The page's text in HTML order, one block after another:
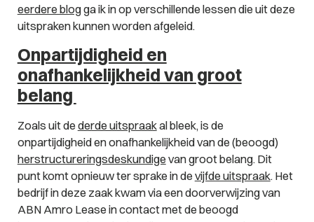
eerdere blogga ik in op verschillende lessen die uit deze
uitspraken kunnen worden afgeleid.
Onpartijdigheid en
onafhankelijkheid van groot
belang
Zoals uit de derde uitspraakal bleek, is de
onpartijdigheid en onafhankelijkheid van de (beoogd)
herstructureringsdeskundige van groot belang. Dit
punt komt opnieuw ter sprake in de vijfde uitspraak. Het
bedrijf in deze zaak kwam via een doorverwijzing van
ABN Amro Lease in contact met de beoogd